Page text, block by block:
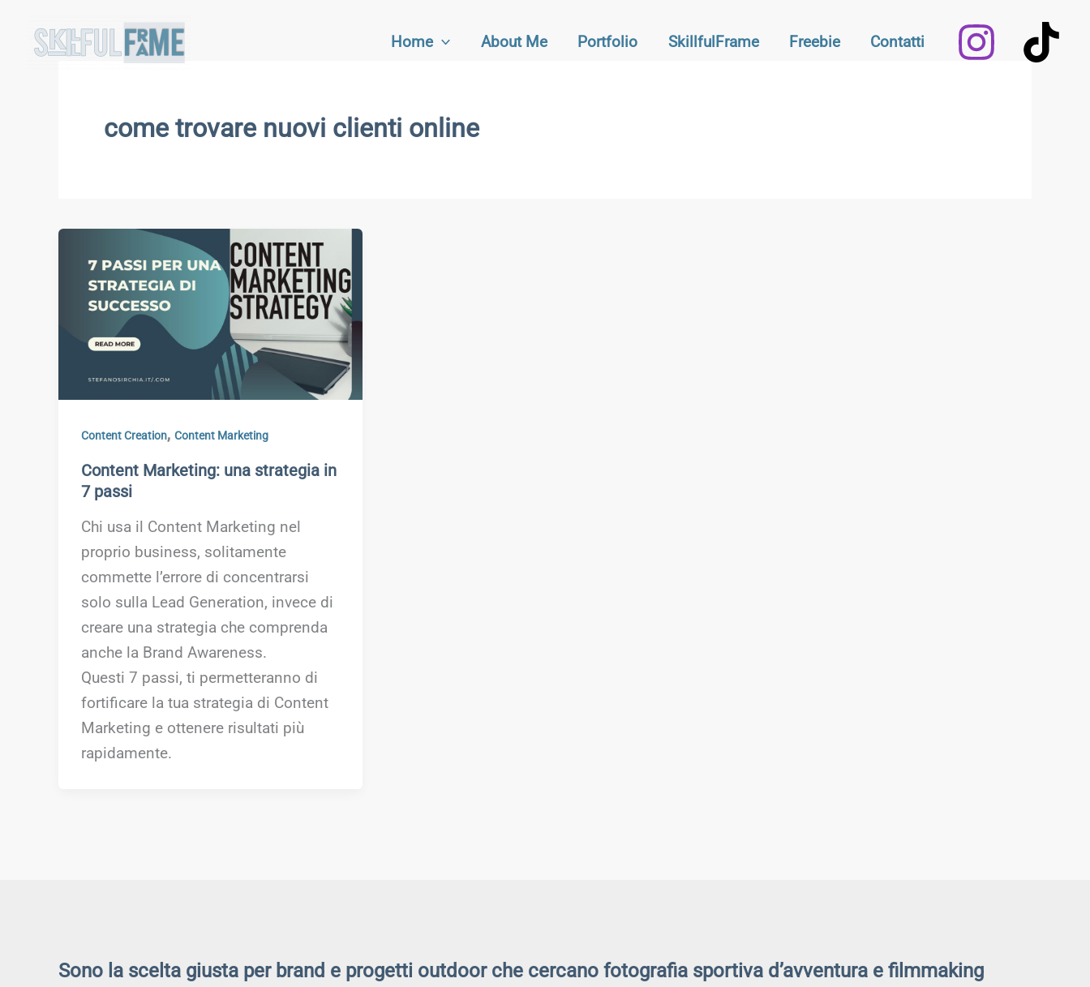
contenuto
Home About Me Portfolio SkillfulFrame Freebie Contatti
come trovare nuovi clienti online
Content Creation,Content Marketing
Content Marketing: una strategia in
7 passi
Chi usa il Content Marketing nel
proprio business, solitamente
commette l’errore di concentrarsi
solo sulla Lead Generation, invece di
creare una strategia che comprenda
anche la Brand Awareness.
Questi 7 passi, ti permetteranno di
fortificare la tua strategia di Content
Marketing e ottenere risultati più
rapidamente.
Sono la scelta giusta per brand e progetti outdoor che cercano fotografia sportiva d’avventura e filmmaking